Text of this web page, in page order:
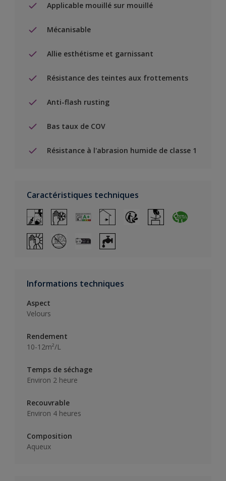
Applicable mouillé sur mouillé
Mécanisable
Allie esthétisme et garnissant
Résistance des teintes aux frottements
Anti-flash rusting
Bas taux de COV
Résistance à l'abrasion humide de classe 1
Caractéristiques techniques
Informations techniques
Aspect
Velours
Rendement
10-12m²/L
Temps de séchage
Environ 2 heure
Recouvrable
Environ 4 heures
Composition
Aqueux